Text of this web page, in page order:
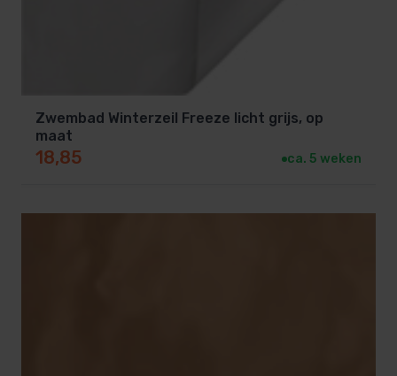
Zwembad Winterzeil Freeze licht grijs, op
maat
18,85 ca. 5 weken